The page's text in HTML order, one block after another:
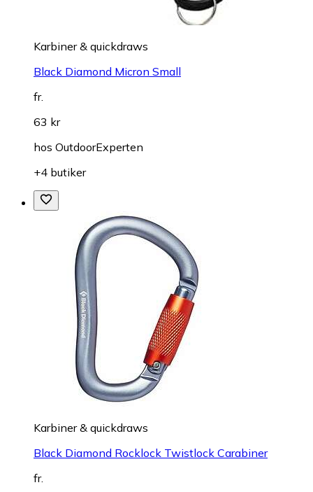
Karbiner & quickdraws
Black Diamond Micron Small
fr.
63 kr
hos OutdoorExperten
+4 butiker
Karbiner & quickdraws
Black Diamond Rocklock Twistlock Carabiner
fr.